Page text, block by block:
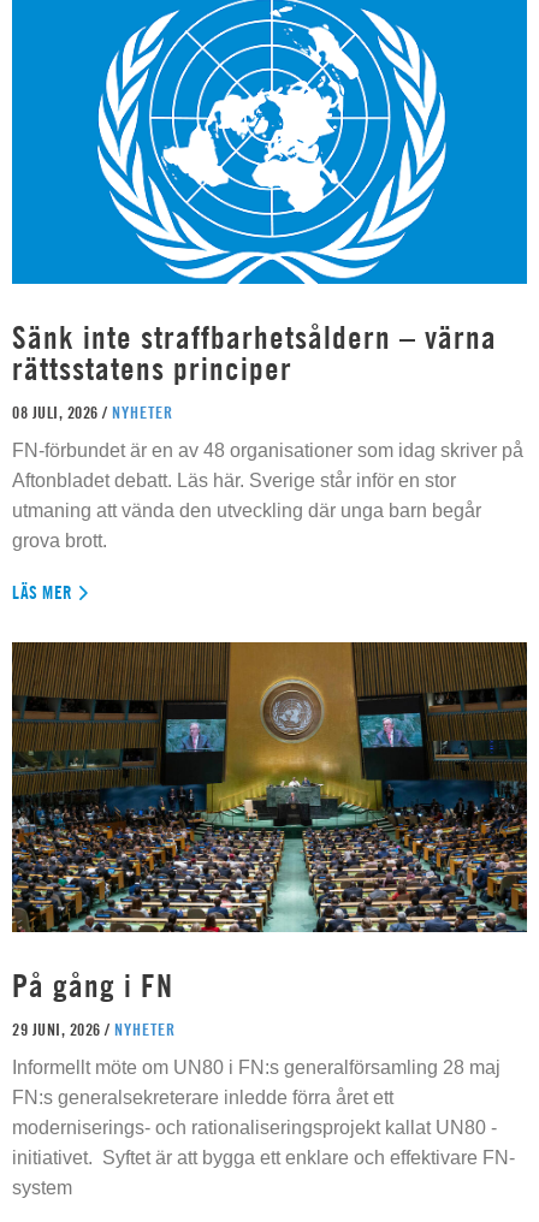
Sänk inte straffbarhetsåldern – värna
rättsstatens principer
08 JULI, 2026 / NYHETER
FN-förbundet är en av 48 organisationer som idag skriver på
Aftonbladet debatt. Läs här. Sverige står inför en stor
utmaning att vända den utveckling där unga barn begår
grova brott.
LÄS MER
På gång i FN
29 JUNI, 2026 / NYHETER
Informellt möte om UN80 i FN:s generalförsamling 28 maj
FN:s generalsekreterare inledde förra året ett
moderniserings- och rationaliseringsprojekt kallat UN80 -
initiativet. Syftet är att bygga ett enklare och effektivare FN-
system